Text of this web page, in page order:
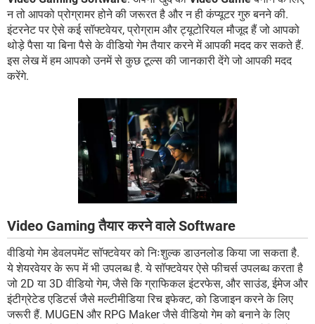
केबल और कनेक्टर्स कंप्यूटर बस
सीरियल और पैरलल पोर्ट
न तो आपको प्रोग्रामर होने की जरूरत है और न ही कंप्यूटर गुरु बनने की.
इंटरनेट पर ऐसे कई सॉफ्टवेयर, प्रोग्राम और ट्यूटोरियल मौजूद हैं जो आपको
थोड़े पैसा या बिना पैसे के वीडियो गेम तैयार करने में आपकी मदद कर सकते हैं.
इस लेख में हम आपको उनमें से कुछ टूल्स की जानकारी देंगे जो आपकी मदद
करेंगे.
Video Gaming तैयार करने वाले Software
वीडियो गेम डेवलपमेंट सॉफ्टवेयर को निःशुल्क डाउनलोड किया जा सकता है.
ये शेयरवेयर के रूप में भी उपलब्ध है. ये सॉफ्टवेयर ऐसे फीचर्स उपलब्ध करता है
जो 2D या 3D वीडियो गेम, जैसे कि ग्राफिकल इंटरफेस, और साउंड, ईमेज और
इंटीग्रेटेड एडिटर्स जैसे मल्टीमीडिया रिच इफेक्ट, को डिजाइन करने के लिए
जरूरी हैं. MUGEN और RPG Maker जैसे वीडियो गेम को बनाने के लिए